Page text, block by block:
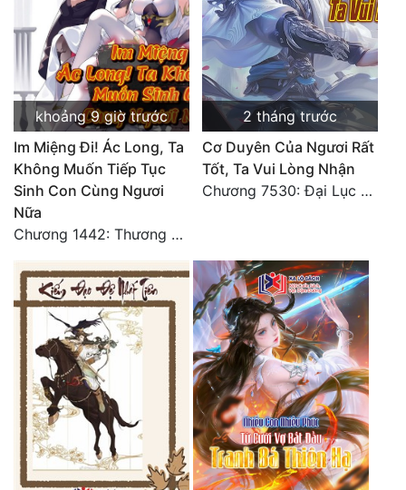
khoảng 9 giờ trước
Im Miệng Đi! Ác Long, Ta
Không Muốn Tiếp Tục
Sinh Con Cùng Ngươi
Nữa
Chương 1442: Thương Hoành Vạn Vật (9)
2 tháng trước
Cơ Duyên Của Ngươi Rất
Tốt, Ta Vui Lòng Nhận
Chương 7530: Đại Lục Khởi Nguyên – Kiến Thành 71